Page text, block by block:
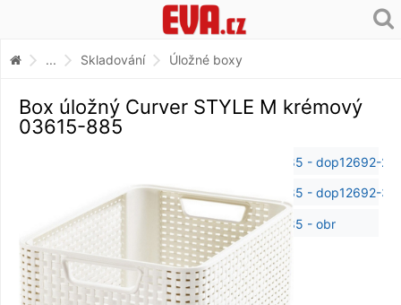
... Skladování Úložné boxy
Box úložný Curver STYLE M krémový
03615-885